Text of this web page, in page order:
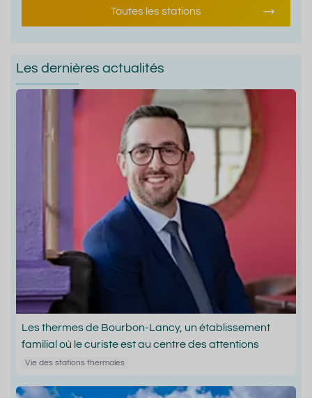
Toutes les stations
Les dernières actualités
Les thermes de Bourbon-Lancy, un établissement
familial où le curiste est au centre des attentions
Vie des stations thermales